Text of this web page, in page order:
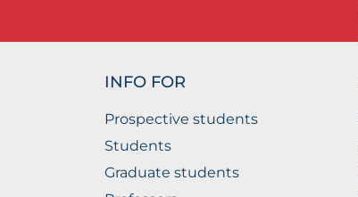
INFO FOR
Prospective students
Students
Graduate students